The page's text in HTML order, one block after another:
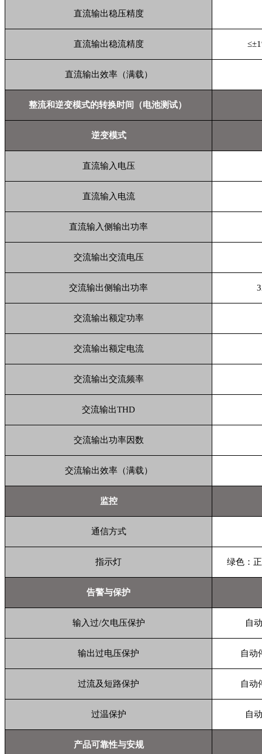
直流输出稳压精度
直流输出稳流精度 ≤±
直流输出效率（满载）
整流和逆变模式的转换时间（电池测试）
逆变模式
直流输入电压
直流输入电流
直流输入侧输出功率
交流输出交流电压
交流输出侧输出功率
交流输出额定功率
交流输出额定电流
交流输出交流频率
交流输出THD
交流输出功率因数
交流输出效率（满载）
监控
通信方式
指示灯 绿色：
告警与保护
输入过/欠电压保护 自
输出过电压保护 自动
过流及短路保护 自动
过温保护 自
产品可靠性与安规